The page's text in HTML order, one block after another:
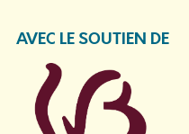
AVEC LE SOUTIEN DE